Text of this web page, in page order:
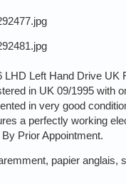
LHD Left Hand Drive UK
in UK 09/1995 with
in very good
a perfectly working
Prior Appointment.
papier anglais,